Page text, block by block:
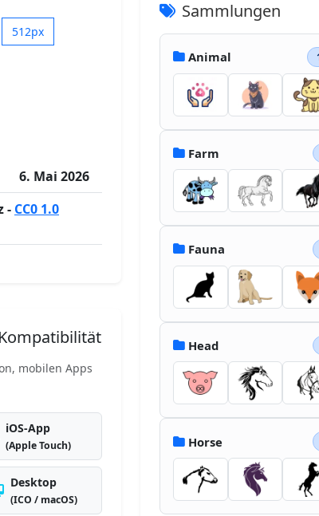
512px
6. Mai 2026
- CC0 1.0
mobilen Apps
iOS-App
(Apple Touch)
Desktop
(ICO / macOS)
Sammlungen
Animal
Farm
Fauna
Head
Horse